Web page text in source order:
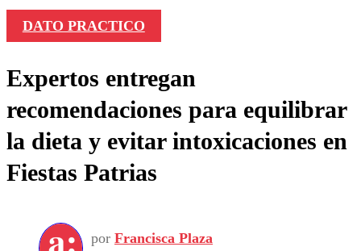
DATO PRACTICO
Expertos entregan
recomendaciones para equilibrar
la dieta y evitar intoxicaciones en
Fiestas Patrias
por Francisca Plaza